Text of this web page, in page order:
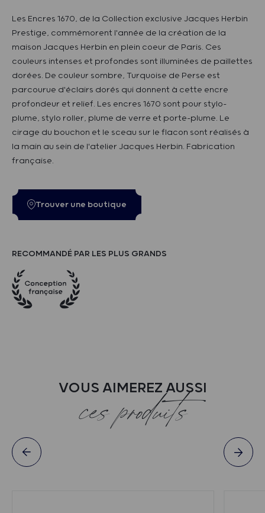
Les Encres 1670, de la Collection exclusive Jacques Herbin
Prestige, commémorent l'année de la création de la
maison Jacques Herbin en plein coeur de Paris. Ces
couleurs intenses et profondes sont illuminées de paillettes
dorées. De couleur sombre, Turquoise de Perse est
parcourue d'éclairs dorés qui donnent à cette encre
profondeur et relief. Les encres 1670 sont pour stylo-
plume, stylo roller, plume de verre et porte-plume. Le
cirage du bouchon et le sceau sur le flacon sont réalisés à
la main au sein de l'atelier Jacques Herbin. Fabrication
française.
Trouver une boutique
RECOMMANDÉ PAR LES PLUS GRANDS
VOUS AIMEREZ AUSSI
ces produits